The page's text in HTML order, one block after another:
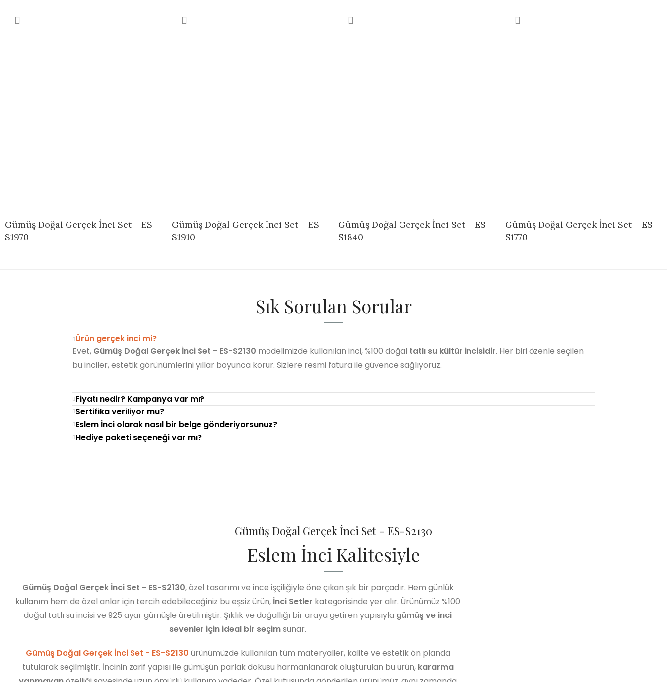
Gümüş Doğal Gerçek İnci Set – ES-
S1970
Gümüş Doğal Gerçek İnci Set – ES-
S1910
Gümüş Doğal Gerçek İnci Set – ES-
S1840
Gümüş Doğal Gerçek İnci Set – ES-
S1770
Sık Sorulan Sorular
Ürün gerçek inci mi?
Evet, Gümüş Doğal Gerçek İnci Set - ES-S2130 modelimizde kullanılan inci, %100 doğal tatlı su kültür incisidir. Her biri özenle seçilen
bu inciler, estetik görünümlerini yıllar boyunca korur. Sizlere resmi fatura ile güvence sağlıyoruz.
Fiyatı nedir? Kampanya var mı?
Sertifika veriliyor mu?
Eslem İnci olarak nasıl bir belge gönderiyorsunuz?
Hediye paketi seçeneği var mı?
Gümüş Doğal Gerçek İnci Set - ES-S2130
Eslem İnci Kalitesiyle
Gümüş Doğal Gerçek İnci Set - ES-S2130, özel tasarımı ve ince işçiliğiyle öne çıkan şık bir parçadır. Hem günlük
kullanım hem de özel anlar için tercih edebileceğiniz bu eşsiz ürün, İnci Setler kategorisinde yer alır. Ürünümüz %100
doğal tatlı su incisi ve 925 ayar gümüşle üretilmiştir. Şıklık ve doğallığı bir araya getiren yapısıyla gümüş ve inci
sevenler için ideal bir seçimsunar.
Gümüş Doğal Gerçek İnci Set - ES-S2130 ürünümüzde kullanılan tüm materyaller, kalite ve estetik ön planda
tutularak seçilmiştir. İncinin zarif yapısı ile gümüşün parlak dokusu harmanlanarak oluşturulan bu ürün, kararma